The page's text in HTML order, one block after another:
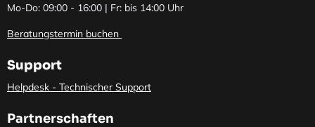
Mo-Do: 09:00 - 16:00 | Fr: bis 14:00 Uhr
Beratungstermin buchen
Support
Helpdesk - Technischer Support
Partnerschaften